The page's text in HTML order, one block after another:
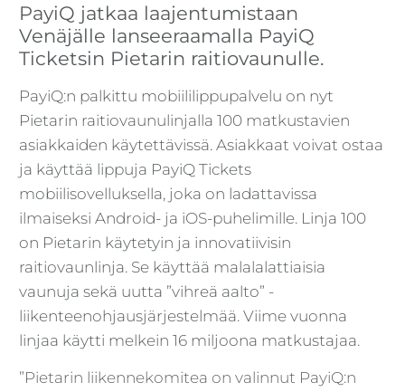
PayiQ jatkaa laajentumistaan
Venäjälle lanseeraamalla PayiQ
Ticketsin Pietarin raitiovaunulle.
PayiQ:n palkittu mobiililippupalvelu on nyt
Pietarin raitiovaunulinjalla 100 matkustavien
asiakkaiden käytettävissä. Asiakkaat voivat ostaa
ja käyttää lippuja PayiQ Tickets
mobiilisovelluksella, joka on ladattavissa
ilmaiseksi Android- ja iOS-puhelimille. Linja 100
on Pietarin käytetyin ja innovatiivisin
raitiovaunlinja. Se käyttää malalalattiaisia
vaunuja sekä uutta ”vihreä aalto” -
liikenteenohjausjärjestelmää. Viime vuonna
linjaa käytti melkein 16 miljoona matkustajaa.
”Pietarin liikennekomitea on valinnut PayiQ:n